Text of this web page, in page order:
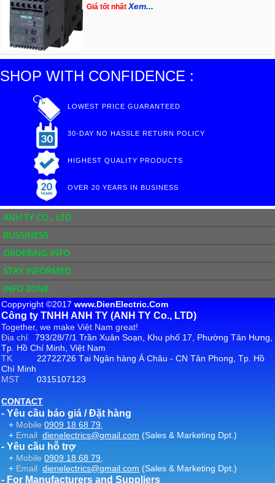
Giá tốt nhấtXem...
SHOP WITH CONFIDENCE :
LOWEST PRICE GUARANTEED
30-DAY NO HASSLE RETURN POLICY
HIGHEST QUALITY PRODUCTS
OVER 20 YEARS IN BUSINESS
ANH TY CO., LTD
BUSSINESS
ORDERING INFO
STAY INFORMED
INFO ZONE
Coppyright ©2017www.DienElectric.Com
Công ty TNHH ANH TY (ANH TY Co., LTD)
Together, we make Việt Nam great!
Địa chỉ793/28/7/1 Trần Xuân Soạn, Khu phố 17, Phường Tân Hưng,
Tp. Hồ Chí Minh, Việt Nam
TK22722726 Tại Ngân hàng Á Châu - CN Tân Phong, Tp. Hồ
Chí Minh
MST0315107123
CONTACT
- Yêu cầu báo giá / Đặt hàng
+ Mobile 0909 18 68 79,
+ Email dienelectrics@gmail.com (Sales & Marketing Dpt.)
- Yêu cầu hỗ trợ
+ Mobile 0909 18 68 79,
+ Email dienelectrics@gmail.com (Sales & Marketing Dpt.)
- For Manufacturers and Suppliers